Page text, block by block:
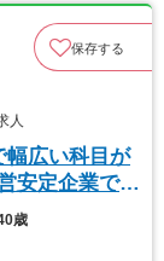
保存する
人
幅広い科目が
安定企業で
歳